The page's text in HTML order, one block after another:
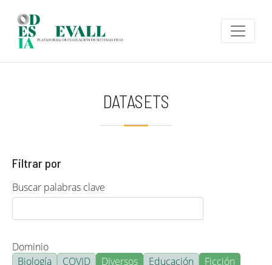
DATASETS
Filtrar por
Buscar palabras clave
Dominio
Biología
COVID Diversos Educación
Ficción